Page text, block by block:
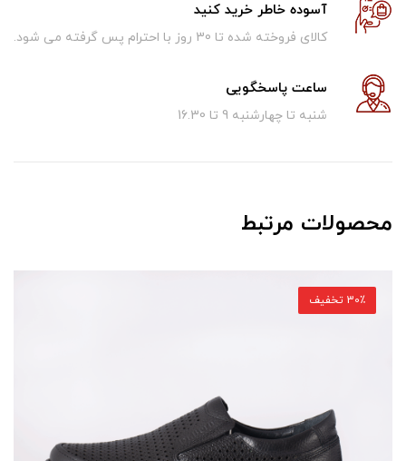
آسوده خاطر خرید کنید
کالای فروخته شده تا 30 روز با احترام پس گرفته می شود.
ساعت پاسخگویی
شنبه تا چهارشنبه 9 تا 16.30
محصولات مرتبط
30٪ تخفیف